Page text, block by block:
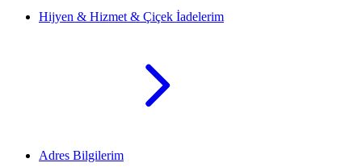
Hijyen & Hizmet & Çiçek İadelerim
Adres Bilgilerim